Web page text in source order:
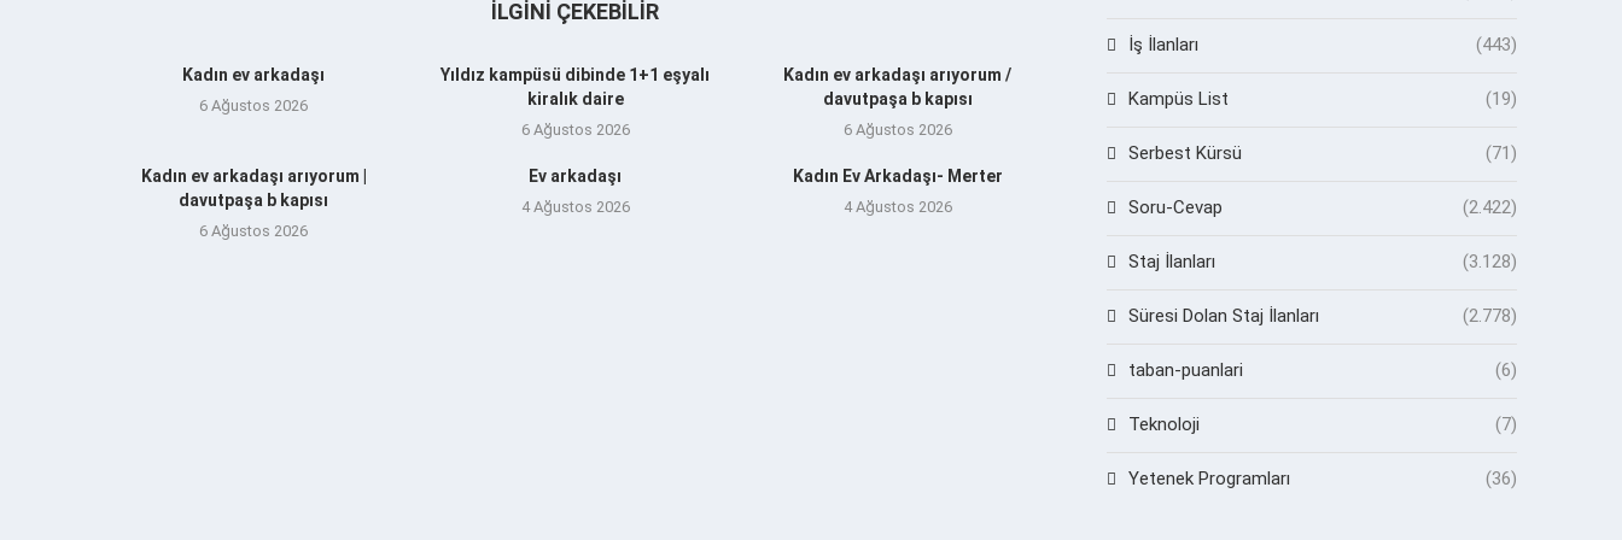
İLGINI ÇEKEBILIR
Kadın ev arkadaşı
6 Ağustos 2026
Yıldız kampüsü dibinde 1+1 eşyalı
kiralık daire
6 Ağustos 2026
Kadın ev arkadaşı arıyorum /
davutpaşa b kapısı
6 Ağustos 2026
Kadın ev arkadaşı arıyorum |
davutpaşa b kapısı
6 Ağustos 2026
Ev arkadaşı
4 Ağustos 2026
Kadın Ev Arkadaşı- Merter
4 Ağustos 2026
İş İlanları (443)
Kampüs List (19)
Serbest Kürsü (71)
Soru-Cevap (2.422)
Staj İlanları (3.128)
Süresi Dolan Staj İlanları (2.778)
taban-puanlari (6)
Teknoloji (7)
Yetenek Programları (36)